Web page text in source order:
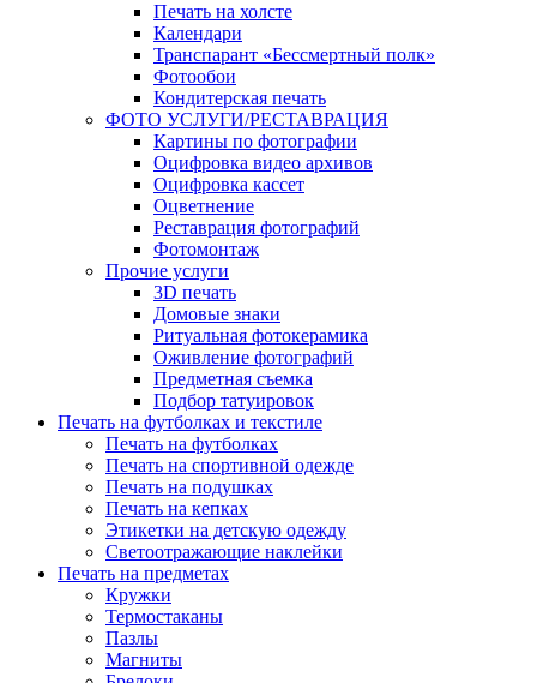
Печать на холсте
Календари
Транспарант «Бессмертный полк»
Фотообои
Кондитерская печать
ФОТО УСЛУГИ/РЕСТАВРАЦИЯ
Картины по фотографии
Оцифровка видео архивов
Оцифровка кассет
Оцветнение
Реставрация фотографий
Фотомонтаж
Прочие услуги
3D печать
Домовые знаки
Ритуальная фотокерамика
Оживление фотографий
Предметная съемка
Подбор татуировок
Печать на футболках и текстиле
Печать на футболках
Печать на спортивной одежде
Печать на подушках
Печать на кепках
Этикетки на детскую одежду
Светоотражающие наклейки
Печать на предметах
Кружки
Термостаканы
Пазлы
Магниты